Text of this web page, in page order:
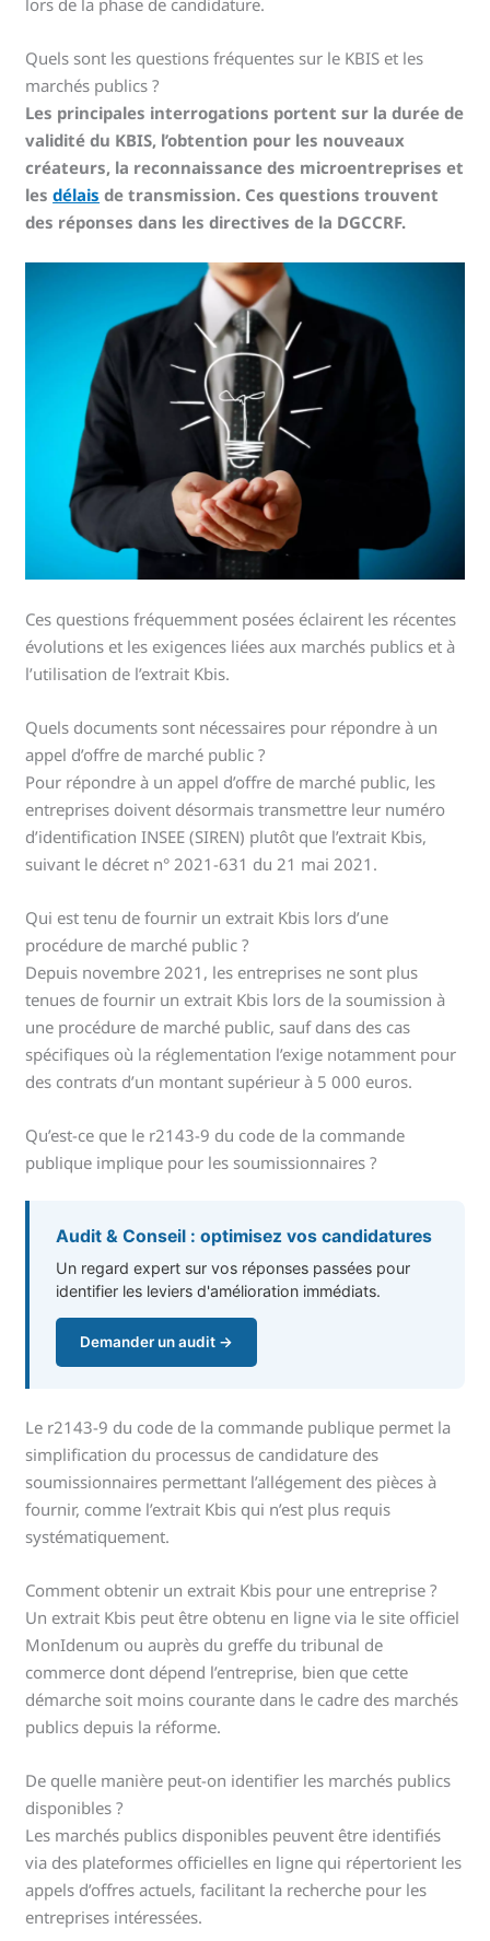
lors de la phase de candidature.
Quels sont les questions fréquentes sur le KBIS et les
marchés publics ?
Les principales interrogations portent sur la durée de
validité du KBIS, l’obtention pour les nouveaux
créateurs, la reconnaissance des microentreprises et
lesdélais de transmission. Ces questions trouvent
des réponses dans les directives de la DGCCRF.
Ces questions fréquemment posées éclairent les récentes
évolutions et les exigences liées aux marchés publics et à
l’utilisation de l’extrait Kbis.
Quels documents sont nécessaires pour répondre à un
appel d’offre de marché public ?
Pour répondre à un appel d’offre de marché public, les
entreprises doivent désormais transmettre leur numéro
d’identification INSEE (SIREN) plutôt que l’extrait Kbis,
suivant le décret n° 2021-631 du 21 mai 2021.
Qui est tenu de fournir un extrait Kbis lors d’une
procédure de marché public ?
Depuis novembre 2021, les entreprises ne sont plus
tenues de fournir un extrait Kbis lors de la soumission à
une procédure de marché public, sauf dans des cas
spécifiques où la réglementation l’exige notamment pour
des contrats d’un montant supérieur à 5 000 euros.
Qu’est-ce que le r2143-9 du code de la commande
publique implique pour les soumissionnaires ?
Audit & Conseil : optimisez vos candidatures
Un regard expert sur vos réponses passées pour
identifier les leviers d'amélioration immédiats.
Demander un audit →
Le r2143-9 du code de la commande publique permet la
simplification du processus de candidature des
soumissionnaires permettant l’allégement des pièces à
fournir, comme l’extrait Kbis qui n’est plus requis
systématiquement.
Comment obtenir un extrait Kbis pour une entreprise ?
Un extrait Kbis peut être obtenu en ligne via le site officiel
MonIdenum ou auprès du greffe du tribunal de
commerce dont dépend l’entreprise, bien que cette
démarche soit moins courante dans le cadre des marchés
publics depuis la réforme.
De quelle manière peut-on identifier les marchés publics
disponibles ?
Les marchés publics disponibles peuvent être identifiés
via des plateformes officielles en ligne qui répertorient les
appels d’offres actuels, facilitant la recherche pour les
entreprises intéressées.